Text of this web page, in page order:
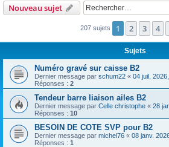
Nouveau sujet
207 sujets 1 2 3 4
Sujets
Numéro gravé sur caisse B2
Dernier message par schum22 « 04 juil.
Réponses : 2
Tendeur barre liaison ailes B2
Dernier message par Celle christophe « 28
Réponses : 10
BESOIN DE COTE SVP pour B2
Dernier message par michel76 « 08 janv.
Réponses : 1